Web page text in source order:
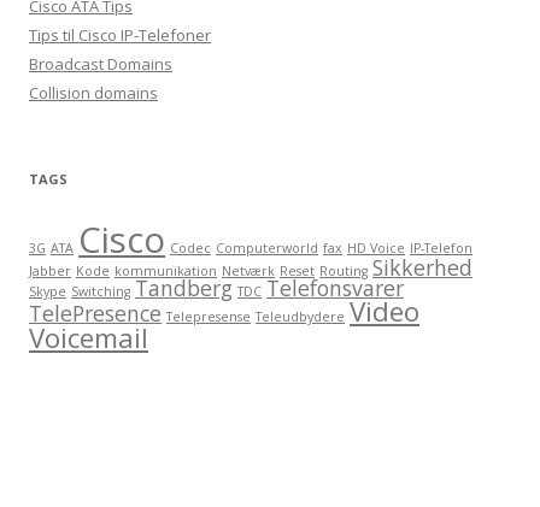
Cisco ATA Tips
Tips til Cisco IP-Telefoner
Broadcast Domains
Collision domains
TAGS
3G ATA Cisco Codec Computerworld fax HD Voice IP-Telefon
Jabber Kode kommunikation Netværk Reset Routing Sikkerhed
Skype Switching Tandberg TDC Telefonsvarer
TelePresence Telepresense Teleudbydere Video
Voicemail